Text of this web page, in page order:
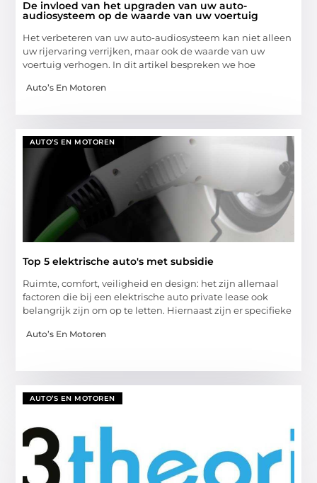
De invloed van het upgraden van uw auto-
audiosysteem op de waarde van uw voertuig
Het verbeteren van uw auto-audiosysteem kan niet alleen
uw rijervaring verrijken, maar ook de waarde van uw
voertuig verhogen. In dit artikel bespreken we hoe
Auto’s En Motoren
AUTO’S EN MOTOREN
Top 5 elektrische auto's met subsidie
Ruimte, comfort, veiligheid en design: het zijn allemaal
factoren die bij een elektrische auto private lease ook
belangrijk zijn om op te letten. Hiernaast zijn er specifieke
Auto’s En Motoren
AUTO’S EN MOTOREN